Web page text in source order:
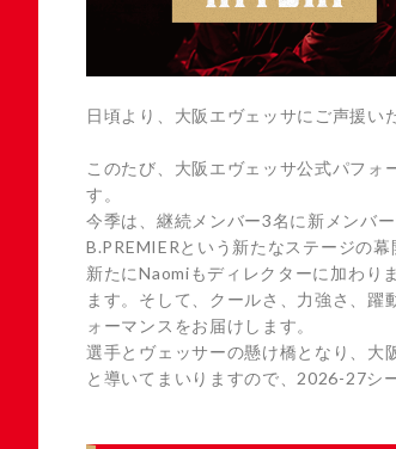
日頃より、大阪エヴェッサにご声援い
このたび、大阪エヴェッサ公式パフ
す。
今季は、継続メンバー3名に新メンバ
B.PREMIERという新たなステージの
新たにNaomiもディレクターに加わり
ます。そして、クールさ、力強さ、
ォーマンスをお届けします。
選手とヴェッサーの懸け橋となり、大
と導いてまいりますので、2026-27シ